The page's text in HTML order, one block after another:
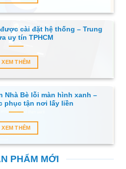
cài đặt hệ thống – Trung
uy tín TPHCM
XEM THÊM
Nhà Bè lỗi màn hình xanh –
phục tận nơi lấy liền
XEM THÊM
PHẨM MỚI